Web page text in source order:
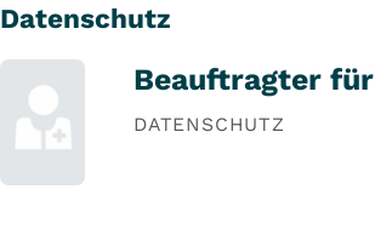
Datenschutz
Beauftragter für
DATENSCHUTZ